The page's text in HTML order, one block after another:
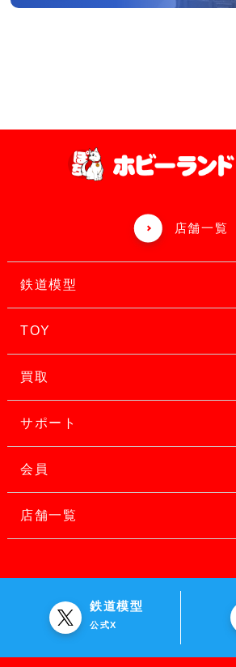
店舗一覧
鉄道模型
TOY
買取
サポート
会員
店舗一覧
鉄道模型
公式X